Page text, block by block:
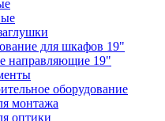
для шкафов 19"
направляющие 19"
оборудование
монтажа
оптики